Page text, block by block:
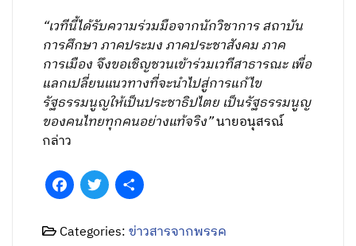
“เวทีนี้ได้รับความร่วมมือจากนักวิชาการ สถาบัน
การศึกษา ภาคประมง ภาคประชาสังคม ภาค
การเมือง จึงขอเชิญชวนเข้าร่วมเวทีสาธารณะ เพื่อ
แลกเปลี่ยนแนวทางที่จะนำไปสู่การแก้ไข
รัฐธรรมนูญให้เป็นประชาธิปไตย เป็นรัฐธรรมนูญ
ของคนไทยทุกคนอย่างแท้จริง”นายอนุสรณ์
กล่าว
FacebookTwitter
Categories:ข่าวสารจากพรรค